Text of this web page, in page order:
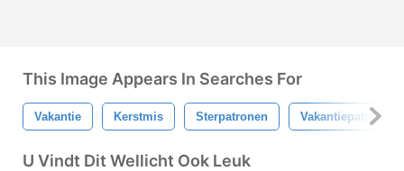
This Image Appears In Searches For
Vakantie Kerstmis Sterpatronen Vakantiepatronen
U Vindt Dit Wellicht Ook Leuk